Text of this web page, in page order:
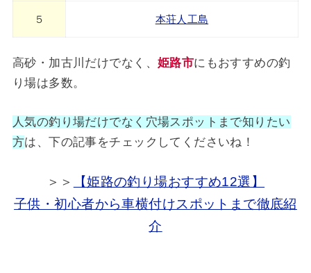
５ 本荘人工島
高砂・加古川だけでなく、 姫路市にもおすすめの釣
り場は多数。
人気の釣り場だけでなく穴場スポットまで知りたい
方は、下の記事をチェックしてくださいね！
＞＞
【姫路の釣り場おすすめ12選】
子供・初心者から車横付けスポットまで徹底紹
介